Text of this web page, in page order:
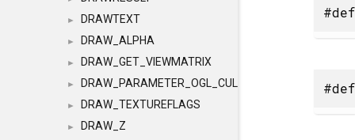
► DRAWTEXT
► DRAW_ALPHA
► DRAW_GET_VIEWMATRIX
► DRAW_PARAMETER_OGL_CULLING
► DRAW_TEXTUREFLAGS
► DRAW_Z